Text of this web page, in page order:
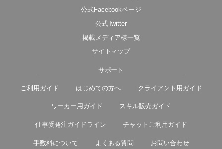
公式Facebookページ
公式Twitter
掲載メディア様一覧
サイトマップ
サポート
ご利用ガイド はじめての方へ クライアント用ガイド
ワーカー用ガイド スキル販売ガイド
仕事受発注ガイドライン チャットご利用ガイド
手数料について よくある質問 お問い合わせ